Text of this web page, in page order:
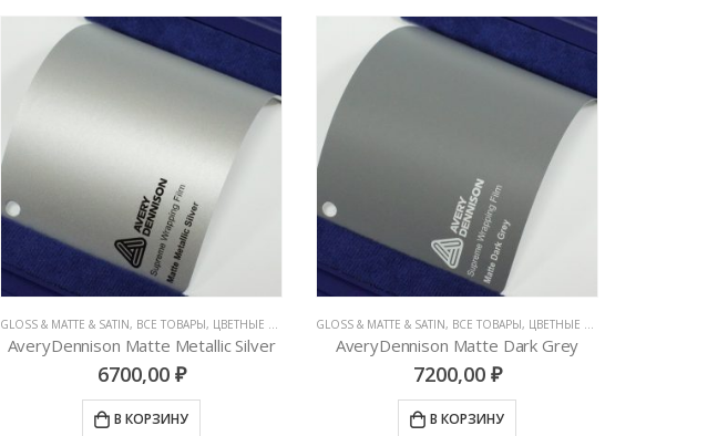
, АВТОВИНИЛ TECKWRAP,ВСЕ ТОВАРЫ,ЦВЕТНЫЕ ВИНИЛОВЫЕ ПЛЕНКИ
GLOSS & MATTE & SATIN, ВСЕ ТОВАРЫ, ЦВЕТНЫЕ ВИНИЛОВЫЕ ПЛЕНКИ
AveryDennison Matte Metallic Silver
6700,00 ₽
В КОРЗИНУ
GLOSS & MATTE & SATIN, ВСЕ ТОВАРЫ, ЦВЕТНЫЕ ВИНИЛОВЫЕ ПЛЕНКИ
AveryDennison Matte Dark Grey
7200,00 ₽
В КОРЗИНУ